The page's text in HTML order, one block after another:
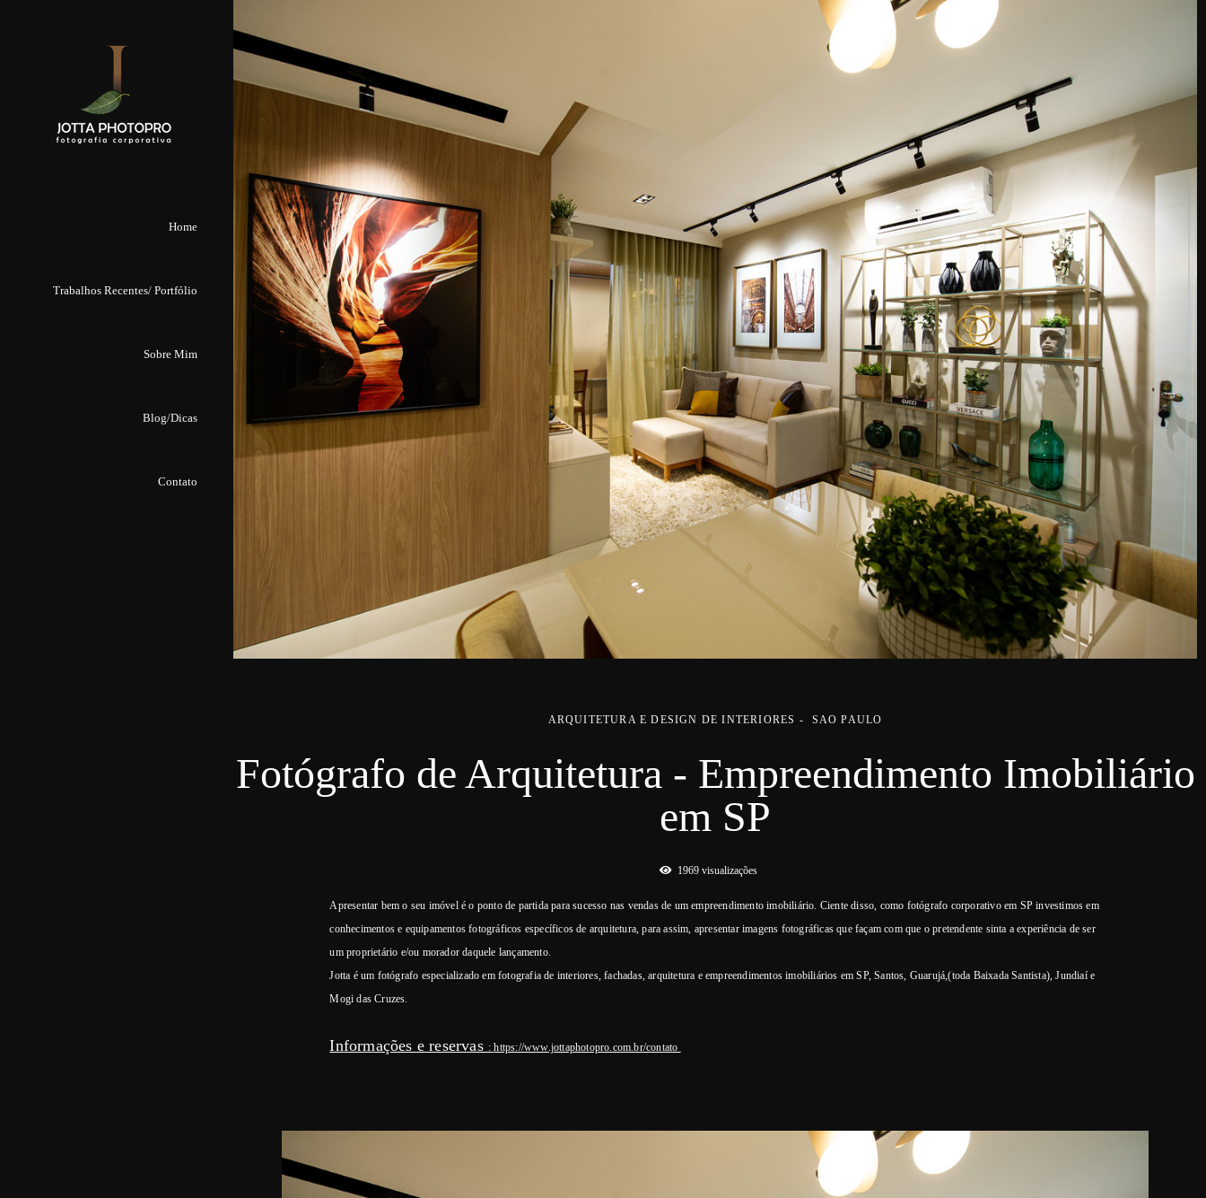
Home
Trabalhos Recentes/ Portfólio
Sobre Mim
Blog/Dicas
Contato
ARQUITETURA E DESIGN DE INTERIORES SAO PAULO
Fotógrafo de Arquitetura - Empreendimento Imobiliário
em SP
1969 visualizações
Apresentar bem o seu imóvel é o ponto de partida para sucesso nas vendas de um empreendimento imobiliário. Ciente disso, como fotógrafo corporativo em SP investimos em
conhecimentos e equipamentos fotográficos específicos de arquitetura, para assim, apresentar imagens fotográficas que façam com que o pretendente sinta a experiência de ser
um proprietário e/ou morador daquele lançamento.
Jotta é um fotógrafo especializado em fotografia de interiores, fachadas, arquitetura e empreendimentos imobiliários em SP, Santos, Guarujá,(toda Baixada Santista), Jundiaí e
Mogi das Cruzes.
Informações e reservas :https://www.jottaphotopro.com.br/contato